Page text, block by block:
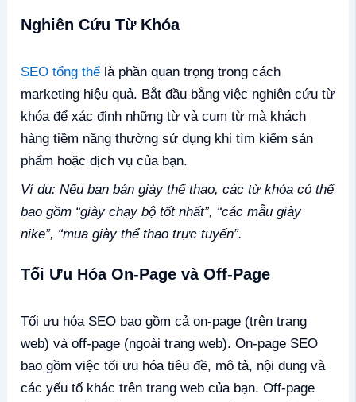
Nghiên Cứu Từ Khóa
SEO tổng thể là phần quan trọng trong cách
marketing hiệu quả. Bắt đầu bằng việc nghiên cứu từ
khóa để xác định những từ và cụm từ mà khách
hàng tiềm năng thường sử dụng khi tìm kiếm sản
phẩm hoặc dịch vụ của bạn.
Ví dụ: Nếu bạn bán giày thể thao, các từ khóa có thể
bao gồm “giày chạy bộ tốt nhất”, “các mẫu giày
nike”, “mua giày thể thao trực tuyến”.
Tối Ưu Hóa On-Page và Off-Page
Tối ưu hóa SEO bao gồm cả on-page (trên trang
web) và off-page (ngoài trang web). On-page SEO
bao gồm việc tối ưu hóa tiêu đề, mô tả, nội dung và
các yếu tố khác trên trang web của bạn. Off-page